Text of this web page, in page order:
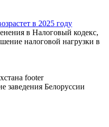
в 2025 году
в Налоговый кодекс,
налоговой нагрузки в
заведения Белоруссии